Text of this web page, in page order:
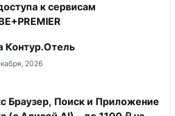
к сервисам
Контур.Отель
2026
Браузер, Поиск и Приложение